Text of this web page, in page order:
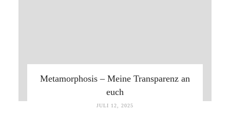
Metamorphosis – Meine Transparenz an
euch
JULI 12, 2025